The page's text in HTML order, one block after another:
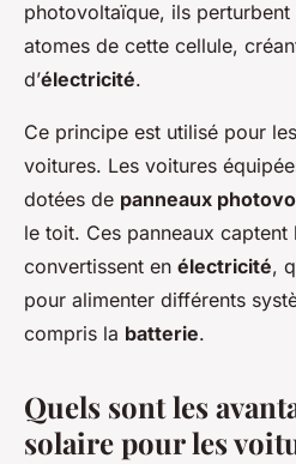
photovoltaïque, ils
atomes de cette cellule,
d’électricité.
Ce principe est utilisé pour
voitures. Les voitures
dotées de panneaux
le toit. Ces panneaux captent
convertissent en électricité,
pour alimenter différents
compris la batterie.
Quels sont les
solaire pour les